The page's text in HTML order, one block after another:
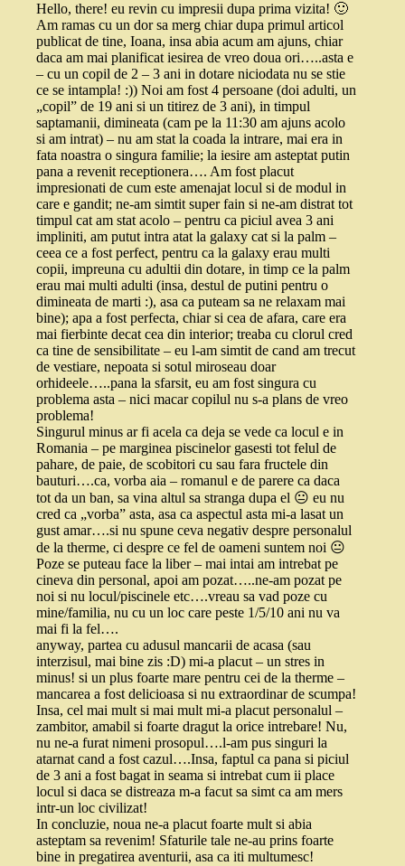
Hello, there! eu revin cu impresii dupa prima vizita! 🙂
Am ramas cu un dor sa merg chiar dupa primul articol
publicat de tine, Ioana, insa abia acum am ajuns, chiar
daca am mai planificat iesirea de vreo doua ori…..asta e
– cu un copil de 2 – 3 ani in dotare niciodata nu se stie
ce se intampla! :)) Noi am fost 4 persoane (doi adulti, un
„copil” de 19 ani si un titirez de 3 ani), in timpul
saptamanii, dimineata (cam pe la 11:30 am ajuns acolo
si am intrat) – nu am stat la coada la intrare, mai era in
fata noastra o singura familie; la iesire am asteptat putin
pana a revenit receptionera…. Am fost placut
impresionati de cum este amenajat locul si de modul in
care e gandit; ne-am simtit super fain si ne-am distrat tot
timpul cat am stat acolo – pentru ca piciul avea 3 ani
impliniti, am putut intra atat la galaxy cat si la palm –
ceea ce a fost perfect, pentru ca la galaxy erau multi
copii, impreuna cu adultii din dotare, in timp ce la palm
erau mai multi adulti (insa, destul de putini pentru o
dimineata de marti :), asa ca puteam sa ne relaxam mai
bine); apa a fost perfecta, chiar si cea de afara, care era
mai fierbinte decat cea din interior; treaba cu clorul cred
ca tine de sensibilitate – eu l-am simtit de cand am trecut
de vestiare, nepoata si sotul miroseau doar
orhideele…..pana la sfarsit, eu am fost singura cu
problema asta – nici macar copilul nu s-a plans de vreo
problema!
Singurul minus ar fi acela ca deja se vede ca locul e in
Romania – pe marginea piscinelor gasesti tot felul de
pahare, de paie, de scobitori cu sau fara fructele din
bauturi….ca, vorba aia – romanul e de parere ca daca
tot da un ban, sa vina altul sa stranga dupa el 😐 eu nu
cred ca „vorba” asta, asa ca aspectul asta mi-a lasat un
gust amar….si nu spune ceva negativ despre personalul
de la therme, ci despre ce fel de oameni suntem noi 😐
Poze se puteau face la liber – mai intai am intrebat pe
cineva din personal, apoi am pozat…..ne-am pozat pe
noi si nu locul/piscinele etc….vreau sa vad poze cu
mine/familia, nu cu un loc care peste 1/5/10 ani nu va
mai fi la fel….
anyway, partea cu adusul mancarii de acasa (sau
interzisul, mai bine zis :D) mi-a placut – un stres in
minus! si un plus foarte mare pentru cei de la therme –
mancarea a fost delicioasa si nu extraordinar de scumpa!
Insa, cel mai mult si mai mult mi-a placut personalul –
zambitor, amabil si foarte dragut la orice intrebare! Nu,
nu ne-a furat nimeni prosopul….l-am pus singuri la
atarnat cand a fost cazul….Insa, faptul ca pana si piciul
de 3 ani a fost bagat in seama si intrebat cum ii place
locul si daca se distreaza m-a facut sa simt ca am mers
intr-un loc civilizat!
In concluzie, noua ne-a placut foarte mult si abia
asteptam sa revenim! Sfaturile tale ne-au prins foarte
bine in pregatirea aventurii, asa ca iti multumesc!